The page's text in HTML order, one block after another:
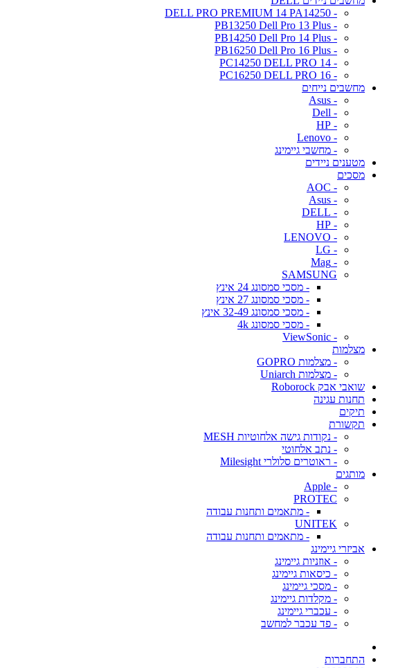
- DELL PRO PREMIUM 14 PA14250
- PB13250 Dell Pro 13 Plus
- PB14250 Dell Pro 14 Plus
- PB16250 Dell Pro 16 Plus
- PC14250 DELL PRO 14
- PC16250 DELL PRO 16
מחשבים נייחים
- Asus
- Dell
- HP
- Lenovo
- מחשבי גיימינג
מטענים ניידים
מסכים
- AOC
- Asus
- DELL
- HP
- LENOVO
- LG
- Mag
SAMSUNG
- מסכי סמסונג 24 אינץ
- מסכי סמסונג 27 אינץ
- מסכי סמסונג 32-49 אינץ
- מסכי סמסונג 4k
- ViewSonic
מצלמות
- מצלמות GOPRO
- מצלמות Uniarch
שואבי אבק Roborock
תחנות עגינה
תיקים
תקשורת
- נקודות גישה אלחוטיות MESH
- נתב אלחוטי
- ראוטרים סלולרי Milesight
מותגים
- Apple
PROTEC
- מתאמים ותחנות עבודה
UNITEK
- מתאמים ותחנות עבודה
אביזרי גיימינג
- אוזניות גיימינג
- כיסאות גיימינג
- מסכי גיימינג
- מקלדות גיימינג
- עכברי גיימינג
- פד עכבר למחשב
התחברות